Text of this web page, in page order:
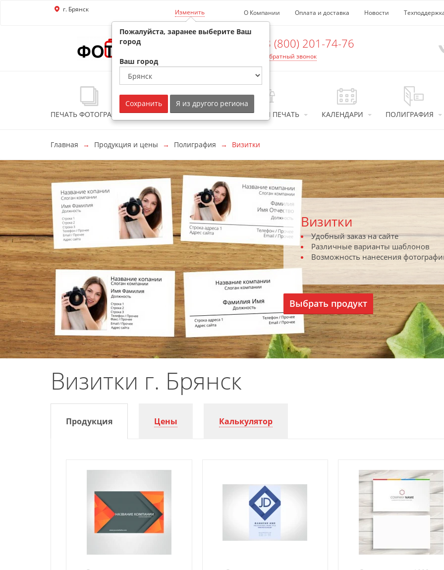
Перейти к основной информации
г. Брянск Изменить О Компании Оплата и доставка Новости
8 (800) 201-74-76
Обратный звонок
ПЕЧАТЬ ФОТОГРАФИЙ ФОТОСУВЕНИРЫ ИНТЕРЬЕРНАЯ ПЕЧАТЬ КАЛЕНДАРИ ПОЛИГРАФИЯ
Главная Продукция и цены Полиграфия Визитки
Визитки
Удобный заказ на сайте
Различные варианты шаблонов
Возможность нанесения
Выбрать продукт
Визитки г. Брянск
Продукция Цены Калькулятор
Пожалуйста, заранее выберите Ваш
город
Ваш город
Сохранить Я из другого региона